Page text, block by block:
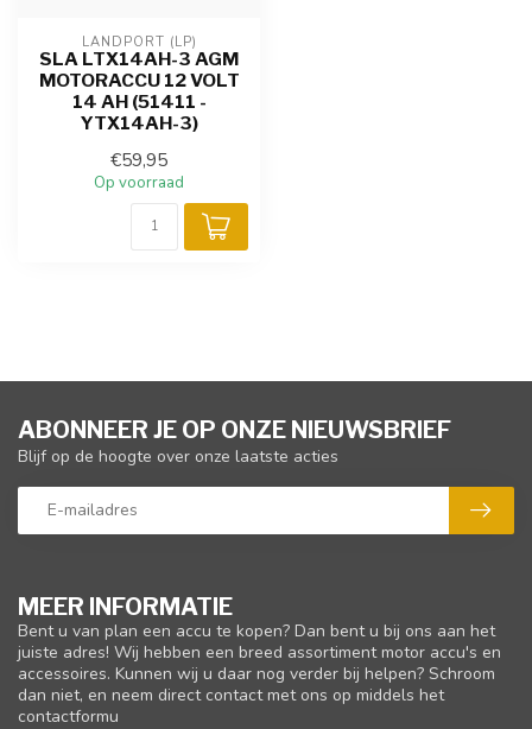
LANDPORT (LP)
SLA LTX14AH-3 AGM
MOTORACCU 12 VOLT
14 AH (51411 -
YTX14AH-3)
€59,95
Op voorraad
MEER INFORMATIE
Bent u van plan een accu te kopen? Dan bent u bij ons aan het
juiste adres! Wij hebben een breed assortiment motor accu's en
accessoires. Kunnen wij u daar nog verder bij helpen? Schroom
dan niet, en neem direct contact met ons op middels het
contactformu
ABONNEER JE OP ONZE NIEUWSBRIEF
Blijf op de hoogte over onze laatste acties